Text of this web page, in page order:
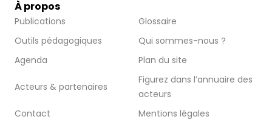
À propos
Publications
Glossaire
Outils pédagogiques
Qui sommes-nous ?
Agenda
Plan du site
Acteurs & partenaires
Figurez dans l’annuaire des
acteurs
Contact
Mentions légales